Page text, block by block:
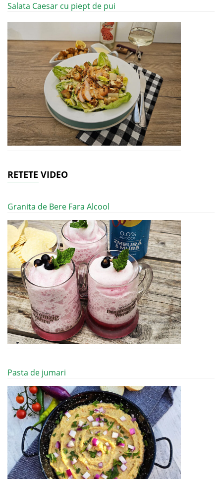
Salata Caesar cu piept de pui
RETETE VIDEO
Granita de Bere Fara Alcool
Pasta de jumari